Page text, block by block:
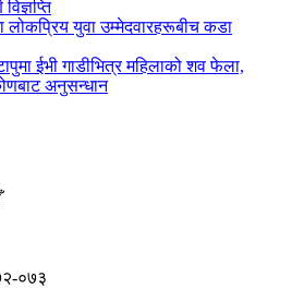
लोकप्रिय युवा उम्मेदवारहरूबीच कडा
ईभी गाडीभित्र महिलाको शव फेला,
अनुसन्धान
०७३